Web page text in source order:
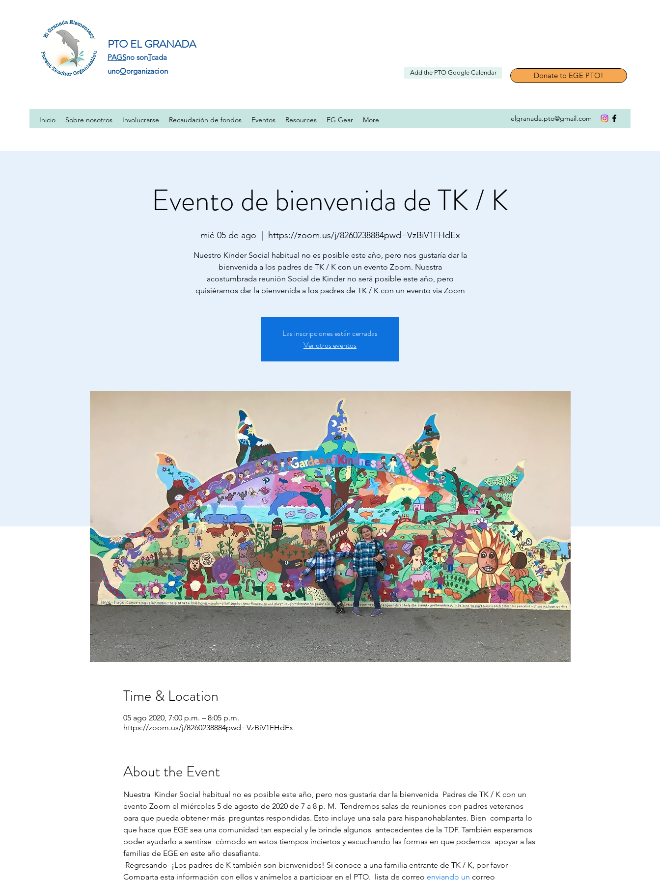
PTO EL GRANADA
PAGSno sonTcada
unoOorganizacion Add the PTO Google Calendar Donate to EGE PTO!
Inicio Sobre nosotros Involucrarse Recaudación de fondos Eventos Resources EG Gear More elgranada.pto@gmail.com
Evento de bienvenida de TK / K
mié 05 de ago https://zoom.us/j/8260238884pwd=VzBiV1FHdEx
Nuestro Kinder Social habitual no es posible este año, pero nos gustaría dar la
bienvenida a los padres de TK / K con un evento Zoom. Nuestra
acostumbrada reunión Social de Kinder no será posible este año, pero
quisiéramos dar la bienvenida a los padres de TK / K con un evento vía Zoom
Las inscripciones están cerradas
Ver otros eventos
Time & Location
05 ago 2020, 7:00 p.m. – 8:05 p.m.
https://zoom.us/j/8260238884pwd=VzBiV1FHdEx
About the Event
Nuestra  Kinder Social habitual no es posible este año, pero nos gustaría dar la bienvenida  Padres de TK / K con un
evento Zoom el miércoles 5 de agosto de 2020 de 7 a 8 p. M.  Tendremos salas de reuniones con padres veteranos
para que pueda obtener más  preguntas respondidas. Esto incluye una sala para hispanohablantes. Bien  comparta lo
que hace que EGE sea una comunidad tan especial y le brinde algunos  antecedentes de la TDF. También esperamos
poder ayudarlo a sentirse  cómodo en estos tiempos inciertos y escuchando las formas en que podemos  apoyar a las
familias de EGE en este año desafiante.
Comparta esta información con ellos y anímelos a participar en el PTO.  lista de correo enviando un correo